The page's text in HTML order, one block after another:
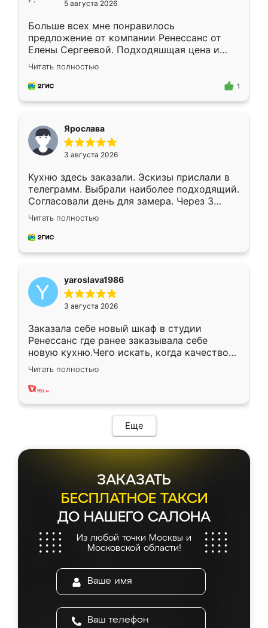
5 августа 2026
Больше всех мне понравилось
предложение от компании Ренессанс от
Елены Сергеевой. Подходяшщая цена и
короткие сроки изготовления. Приехавший
для замера сотрудник Владислав
предложил по моему эскизу самый
Читать полностью
1
Ярослава
3 августа 2026
Кухню здесь заказали. Эскизы прислали в
телеграмм. Выбрали наиболее подходящий.
Согласовали день для замера. Через 3
недели кухня была уже готова. Остались
довольны работой. Спасибо Ренессанс
мебель за качественную работу!
Читать полностью
yaroslava1986
3 августа 2026
Заказала себе новый шкаф в студии
Ренессанс где ранее заказывала себе
новую кухню.Чего искать, когда качеством
вполне довольна. Служит кухня уже почти
два года, нареканий нет.
Читать полностью
Еще
ЗАКАЗАТЬ
БЕСПЛАТНОЕ ТАКСИ
ДО НАШЕГО САЛОНА
Из любой точки Москвы и
Московской области!